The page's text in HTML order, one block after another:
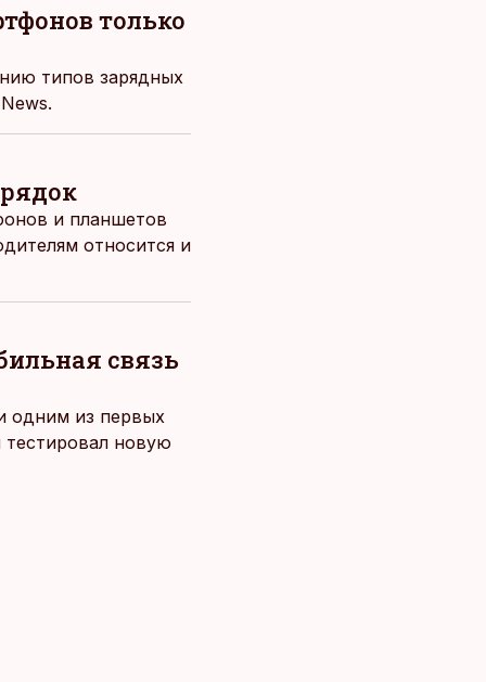
только
типов зарядных
и планшетов
относится и
связь
одним из первых
новую